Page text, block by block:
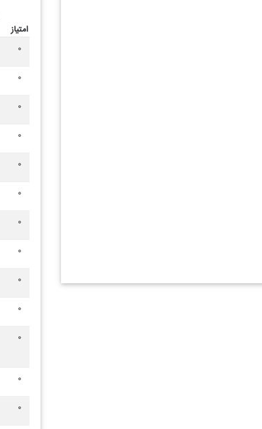
امتیاز
۰
۰
۰
۰
۰
۰
۰
۰
۰
۰
۰
۰
۰